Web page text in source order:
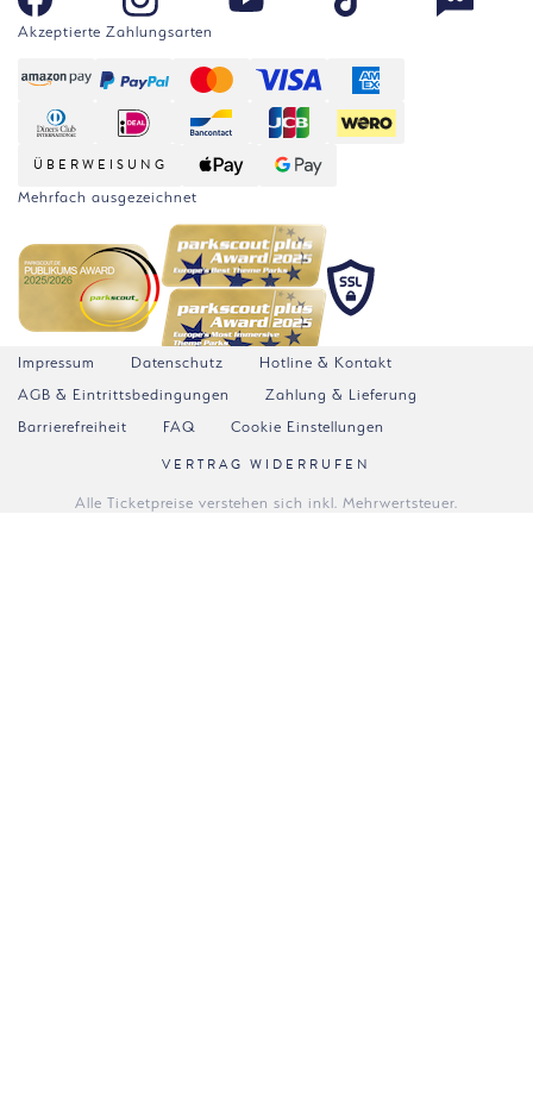
Akzeptierte Zahlungsarten
ÜBERWEISUNG
Mehrfach ausgezeichnet
Impressum Datenschutz
Hotline & Kontakt
AGB & Eintrittsbedingungen
Zahlung & Lieferung
Barrierefreiheit
FAQ Cookie Einstellungen
VERTRAG WIDERRUFEN
Alle Ticketpreise verstehen sich inkl. Mehrwertsteuer.